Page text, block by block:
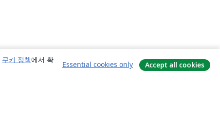
쿠키 정책에서 확
Essential cookies only Accept all cookies